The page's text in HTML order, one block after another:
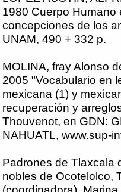
1980 Cuerpo Humano
concepciones de los
UNAM, 490 + 332 p.
MOLINA, fray Alonso
2005 "Vocabulario en
mexicana (1) y
recuperación y
Thouvenot, en GDN:
NAHUATL, www.sup-
Padrones de Tlaxcala
nobles de Ocotelolco,